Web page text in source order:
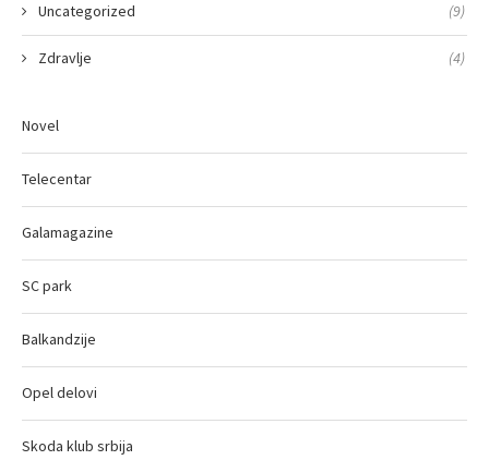
Uncategorized (9)
Zdravlje (4)
Novel
Telecentar
Galamagazine
SC park
Balkandzije
Opel delovi
Skoda klub srbija